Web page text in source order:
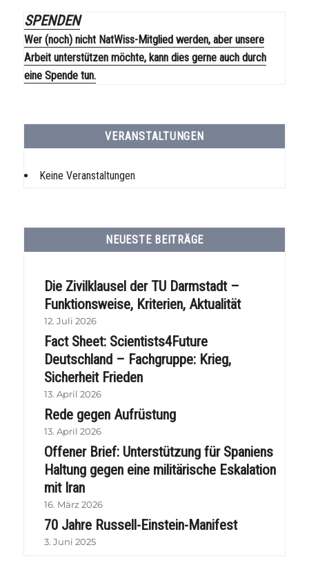
SPENDEN
Wer (noch) nicht NatWiss-Mitglied werden, aber unsere
Arbeit unterstützen möchte, kann dies gerne auch durch
eine Spende tun.
VERANSTALTUNGEN
Keine Veranstaltungen
NEUESTE BEITRÄGE
Die Zivilklausel der TU Darmstadt –
Funktionsweise, Kriterien, Aktualität
12. Juli 2026
Fact Sheet: Scientists4Future
Deutschland – Fachgruppe: Krieg,
Sicherheit Frieden
13. April 2026
Rede gegen Aufrüstung
13. April 2026
Offener Brief: Unterstützung für Spaniens
Haltung gegen eine militärische Eskalation
mit Iran
16. März 2026
70 Jahre Russell-Einstein-Manifest
3. Juni 2025